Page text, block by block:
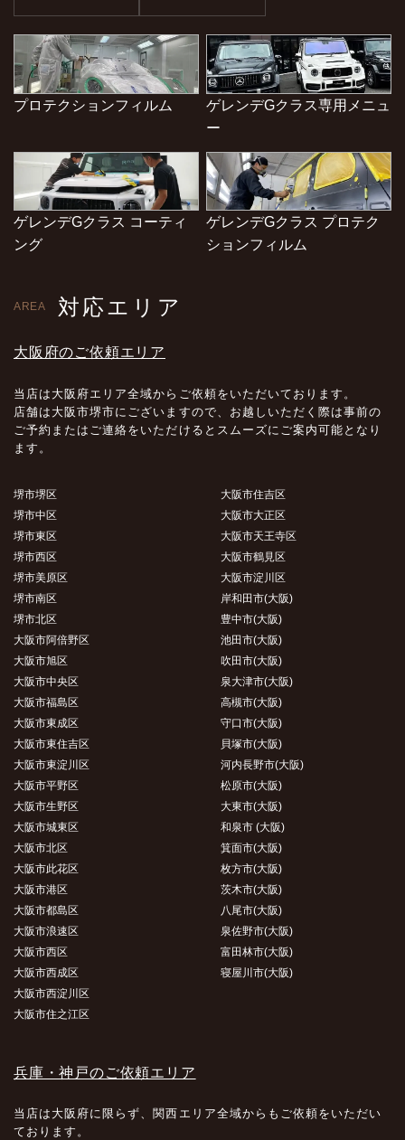
プロテクションフィルム
ゲレンデGクラス専用メニュ
ー
ゲレンデGクラス コーティ
ング
ゲレンデGクラス プロテク
ションフィルム
AREA 対応エリア
大阪府のご依頼エリア
当店は大阪府エリア全域からご依頼をいただいております。
店舗は大阪市堺市にございますので、お越しいただく際は事前の
ご予約またはご連絡をいただけるとスムーズにご案内可能となり
ます。
堺市堺区
堺市中区
堺市東区
堺市西区
堺市美原区
堺市南区
堺市北区
大阪市阿倍野区
大阪市旭区
大阪市中央区
大阪市福島区
大阪市東成区
大阪市東住吉区
大阪市東淀川区
大阪市平野区
大阪市生野区
大阪市城東区
大阪市北区
大阪市此花区
大阪市港区
大阪市都島区
大阪市浪速区
大阪市西区
大阪市西成区
大阪市西淀川区
大阪市住之江区
大阪市住吉区
大阪市大正区
大阪市天王寺区
大阪市鶴見区
大阪市淀川区
岸和田市(大阪)
豊中市(大阪)
池田市(大阪)
吹田市(大阪)
泉大津市(大阪)
高槻市(大阪)
守口市(大阪)
貝塚市(大阪)
河内長野市(大阪)
松原市(大阪)
大東市(大阪)
和泉市 (大阪)
箕面市(大阪)
枚方市(大阪)
茨木市(大阪)
八尾市(大阪)
泉佐野市(大阪)
富田林市(大阪)
寝屋川市(大阪)
兵庫・神戸のご依頼エリア
当店は大阪府に限らず、関西エリア全域からもご依頼をいただい
ております。